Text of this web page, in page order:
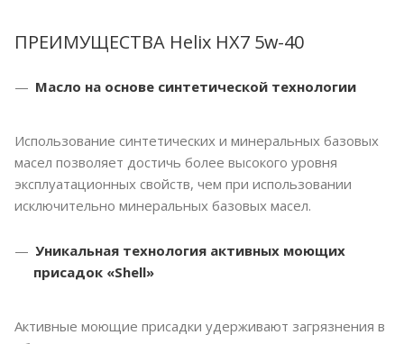
ПРЕИМУЩЕСТВА Helix HX7 5w-40
Масло на основе синтетической технологии
Использование синтетических и минеральных базовых
масел позволяет достичь более высокого уровня
эксплуатационных свойств, чем при использовании
исключительно минеральных базовых масел.
Уникальная технология активных моющих
присадок «Shell»
Активные моющие присадки удерживают загрязнения в